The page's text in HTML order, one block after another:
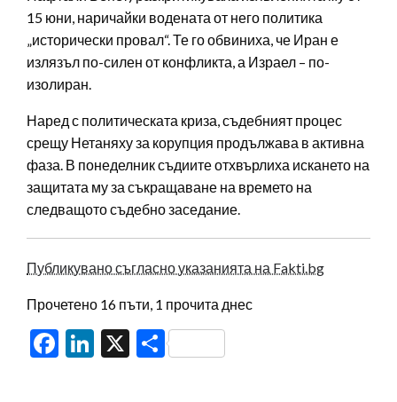
15 юни, наричайки водената от него политика
„исторически провал“. Те го обвиниха, че Иран е
излязъл по-силен от конфликта, а Израел – по-
изолиран.
Наред с политическата криза, съдебният процес
срещу Нетаняху за корупция продължава в активна
фаза. В понеделник съдиите отхвърлиха искането на
защитата му за съкращаване на времето на
следващото съдебно заседание.
Публикувано съгласно указанията на Fakti.bg
Прочетено 16 пъти, 1 прочита днес
Facebook
LinkedIn
X Share